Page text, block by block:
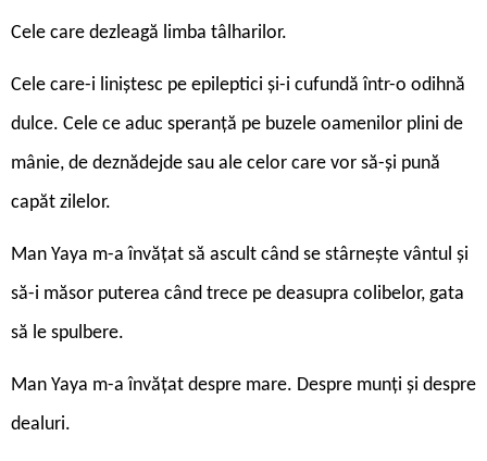
Cele care dezleagă limba tâlharilor.
Cele care-i liniștesc pe epileptici și-i cufundă într-o odihnă
dulce. Cele ce aduc speranță pe buzele oamenilor plini de
mânie, de deznădejde sau ale celor care vor să-și pună
capăt zilelor.
Man Yaya m-a învățat să ascult când se stârnește vântul și
să-i măsor puterea când trece pe deasupra colibelor, gata
să le spulbere.
Man Yaya m-a învățat despre mare. Despre munți și despre
dealuri.